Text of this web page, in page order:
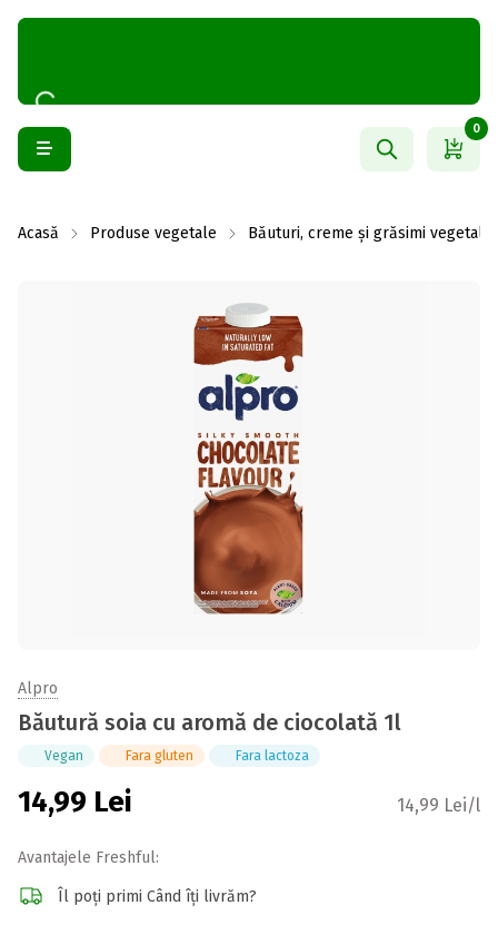
0
Acasă Produse vegetale Băuturi, creme și grăsimi vegetale
Alpro
Băutură soia cu aromă de ciocolată 1l
Vegan Fara gluten Fara lactoza
14,99 Lei 14,99 Lei/l
Avantajele Freshful:
Îl poți primi Când îți livrăm?